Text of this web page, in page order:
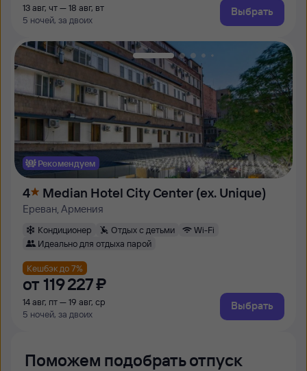
13 авг, чт — 18 авг, вт
5 ночей, за двоих
Выбрать
Рекомендуем
4 Median Hotel City Center (ex. Unique)
Ереван, Армения
Кондиционер Отдых с детьми
Wi-Fi
Идеально для отдыха парой
Кешбэк до 7%
от 119 ⁠227 ⁠₽
14 авг, пт — 19 авг, ср
5 ночей, за двоих
Выбрать
Поможем подобрать отпуск